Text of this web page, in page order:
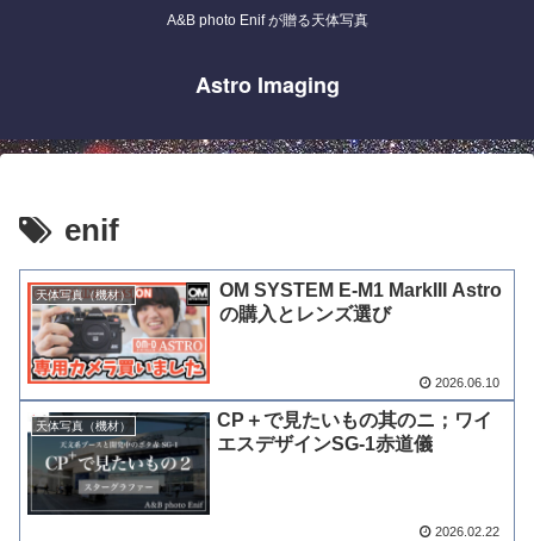
A&B photo Enif が贈る天体写真
Astro Imaging
enif
天体写真（機材）
OM SYSTEM E-M1 MarkIII Astro
の購入とレンズ選び
2026.06.10
天体写真（機材）
CP＋で見たいもの其のニ；ワイ
エスデザインSG-1赤道儀
2026.02.22